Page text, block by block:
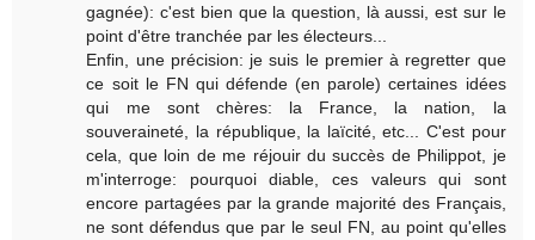
gagnée): c'est bien que la question, là aussi, est sur le
point d'être tranchée par les électeurs...
Enfin, une précision: je suis le premier à regretter que
ce soit le FN qui défende (en parole) certaines idées
qui me sont chères: la France, la nation, la
souveraineté, la république, la laïcité, etc... C'est pour
cela, que loin de me réjouir du succès de Philippot, je
m'interroge: pourquoi diable, ces valeurs qui sont
encore partagées par la grande majorité des Français,
ne sont défendus que par le seul FN, au point qu'elles